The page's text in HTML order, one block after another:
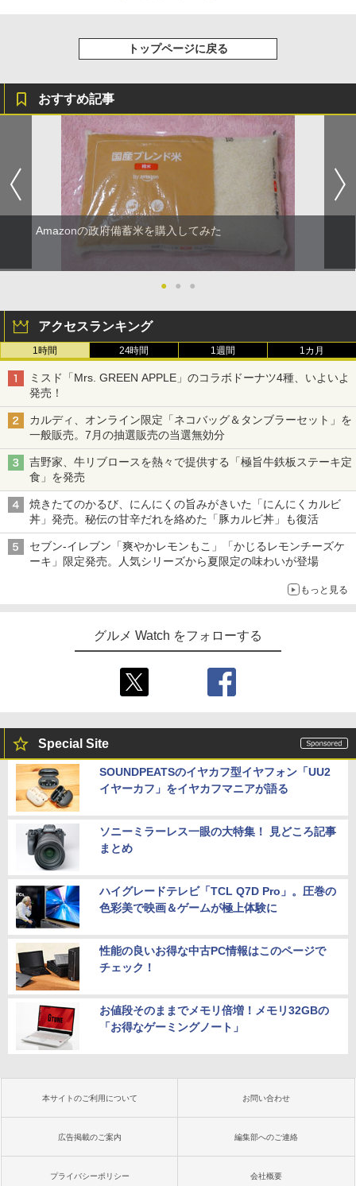
トップページに戻る
おすすめ記事
Amazonの政府備蓄米を購入してみた
● ● ●
アクセスランキング
1時間 24時間 1週間 1カ月
ミスド「Mrs. GREEN APPLE」のコラボドーナツ4種、いよいよ
発売！
カルディ、オンライン限定「ネコバッグ＆タンブラーセット」を
一般販売。7月の抽選販売の当選無効分
吉野家、牛リブロースを熱々で提供する「極旨牛鉄板ステーキ定
食」を発売
焼きたてのかるび、にんにくの旨みがきいた「にんにくカルビ
丼」発売。秘伝の甘辛だれを絡めた「豚カルビ丼」も復活
セブン-イレブン「爽やかレモンもこ」「かじるレモンチーズケ
ーキ」限定発売。人気シリーズから夏限定の味わいが登場
もっと見る
グルメ Watch をフォローする
Special Site
SOUNDPEATSのイヤカフ型イヤフォン「UU2
イヤーカフ」をイヤカフマニアが語る
ソニーミラーレス一眼の大特集！ 見どころ記事
まとめ
ハイグレードテレビ「TCL Q7D Pro」。圧巻の
色彩美で映画＆ゲームが極上体験に
性能の良いお得な中古PC情報はこのページで
チェック！
お値段そのままでメモリ倍増！メモリ32GBの
「お得なゲーミングノート」
本サイトのご利用について お問い合わせ
広告掲載のご案内 編集部へのご連絡
プライバシーポリシー 会社概要